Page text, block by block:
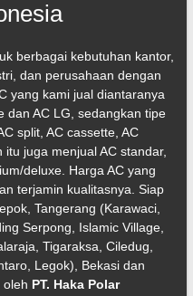
berbagai kebutuhan kantor,
dan perusahaan dengan
yang kami jual diantaranya
dan AC LG, sedangkan tipe
split, AC cassette, AC
juga menjual AC standar,
deluxe. Harga AC yang
terjamin kualitasnya. Siap
Tangerang (Karawaci,
Serpong, Islamic Village,
Tigaraksa, Ciledug,
Legok), Bekasi dan
oleh PT. Haka Polar